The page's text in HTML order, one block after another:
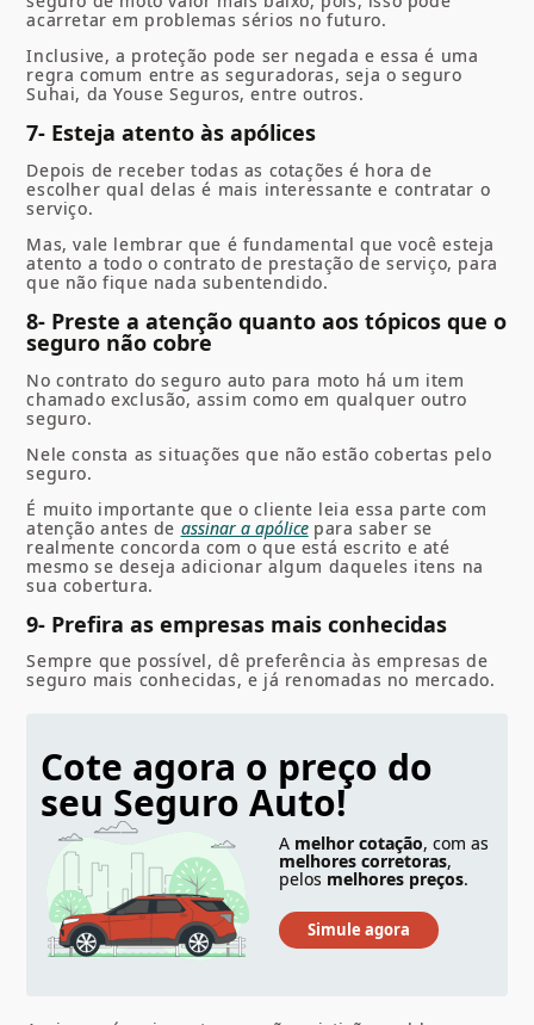
acarretar em problemas sérios no futuro.
Inclusive, a proteção pode ser negada e essa é uma
regra comum entre as seguradoras, seja o seguro
Suhai, da Youse Seguros, entre outros.
7- Esteja atento às apólices
Depois de receber todas as cotações é hora de
escolher qual delas é mais interessante e contratar o
serviço.
Mas, vale lembrar que é fundamental que você esteja
atento a todo o contrato de prestação de serviço, para
que não fique nada subentendido.
8- Preste a atenção quanto aos tópicos que o
seguro não cobre
No contrato do seguro auto para moto há um item
chamado exclusão, assim como em qualquer outro
seguro.
Nele consta as situações que não estão cobertas pelo
seguro.
É muito importante que o cliente leia essa parte com
atenção antes de assinar a apólicepara saber se
realmente concorda com o que está escrito e até
mesmo se deseja adicionar algum daqueles itens na
sua cobertura.
9- Prefira as empresas mais conhecidas
Sempre que possível, dê preferência às empresas de
seguro mais conhecidas, e já renomadas no mercado.
Cote agora o preço do
seu Seguro Auto!
A melhor cotação, com as
melhores corretoras,
pelos melhores preços.